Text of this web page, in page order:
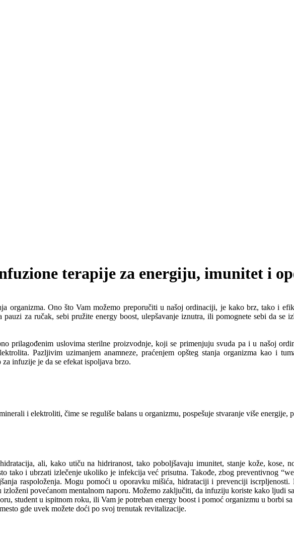
terapije za energiju, imunitet i
organizma. Ono što Vam možemo preporučiti u našoj ordinaciji, je kako brz, tako i
za ručak, sebi pružite energy boost, ulepšavanje iznutra, ili pomognete sebi da se
prilagođenim uslovima sterilne proizvodnje, koji se primenjuju svuda pa i u našoj
Pazljivim uzimanjem anamneze, praćenjem opšteg stanja organizma kao i
infuzije je da se efekat ispoljava brzo.
i elektroliti, čime se reguliše balans u organizmu, pospešuje stvaranje više energije,
ali, kako utiču na hidriranost, tako poboljšavaju imunitet, stanje kože,
tako i ubrzati izlečenje ukoliko je infekcija već prisutna. Takođe, zbog preventivnog
raspoloženja. Mogu pomoći u oporavku mišića, hidrataciji i prevenciji
izloženi povećanom mentalnom naporu. Možemo zaključiti, da infuziju koriste kako ljudi
student u ispitnom roku, ili Vam je potreban energy boost i pomoć organizmu u borbi
gde uvek možete doći po svoj trenutak revitalizacije.